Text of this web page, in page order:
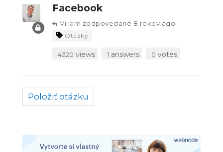
Facebook
Viliam zodpovedané 8 rokov ago
Otázky
4320 views 1 answers 0 votes
Položiť otázku